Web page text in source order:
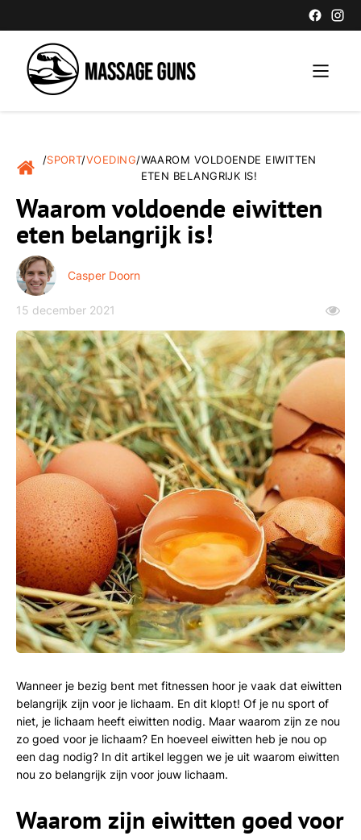
/SPORT/VOEDING/WAAROM VOLDOENDE EIWITTEN
ETEN BELANGRIJK IS!
Waarom voldoende eiwitten
eten belangrijk is!
Casper Doorn
15 december 2021
Wanneer je bezig bent met fitnessen hoor je vaak dat eiwitten
belangrijk zijn voor je lichaam. En dit klopt! Of je nu sport of
niet, je lichaam heeft eiwitten nodig. Maar waarom zijn ze nou
zo goed voor je lichaam? En hoeveel eiwitten heb je nou op
een dag nodig? In dit artikel leggen we je uit waarom eiwitten
nou zo belangrijk zijn voor jouw lichaam.
Waarom zijn eiwitten goed voor